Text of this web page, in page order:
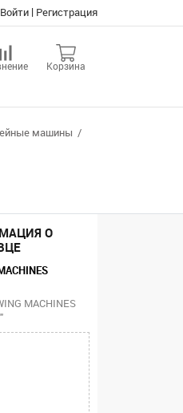
Войти | Регистрация
Корзина
машины
О
MACHINES